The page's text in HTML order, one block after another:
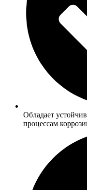
Обладает
процессам